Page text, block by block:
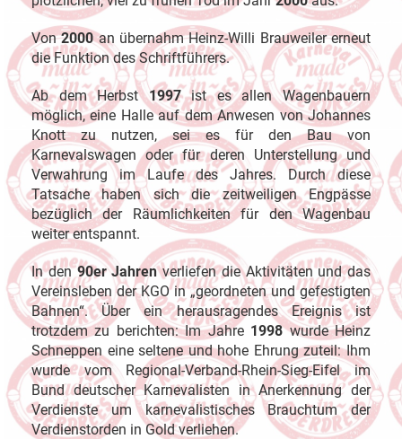
Von2000an übernahm Heinz-Willi Brauweiler erneut
die Funktion des Schriftführers.
Ab dem Herbst1997ist es allen Wagenbauern
möglich, eine Halle auf dem Anwesen von Johannes
Knott zu nutzen, sei es für den Bau von
Karnevalswagen oder für deren Unterstellung und
Verwahrung im Laufe des Jahres. Durch diese
Tatsache haben sich die zeitweiligen Engpässe
bezüglich der Räumlichkeiten für den Wagenbau
weiter entspannt.
In den90er Jahrenverliefen die Aktivitäten und das
Vereinsleben der KGO in „geordneten und gefestigten
Bahnen“. Über ein herausragendes Ereignis ist
trotzdem zu berichten: Im Jahre 1998wurde Heinz
Schneppen eine seltene und hohe Ehrung zuteil: Ihm
wurde vom Regional-Verband-Rhein-Sieg-Eifel im
Bund deutscher Karnevalisten in Anerkennung der
Verdienste um karnevalistisches Brauchtum der
Verdienstorden in Gold verliehen.